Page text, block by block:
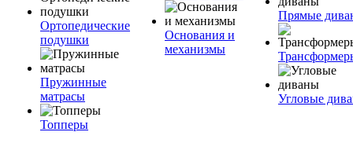
Ортопедические
подушки
Пружинные
матрасы
Топперы
Основания и
механизмы
Прямые
Угловые